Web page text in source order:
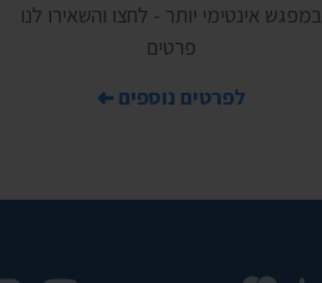
במפגש אינטימי יותר - לחצו והשאירו לנו
פרטים
לפרטים נוספים